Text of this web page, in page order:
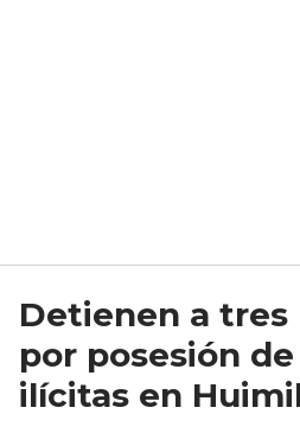
Detienen a tres
por posesión
ilícitas en